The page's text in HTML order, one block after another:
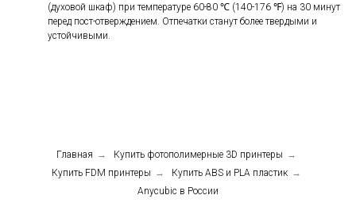
(духовой шкаф) при температуре 60-80 ℃ (140-176 ℉) на 30 минут
перед пост-отверждением. Отпечатки станут более твердыми и
устойчивыми.
Главная → Купить фотополимерные 3D принтеры →
Купить FDM принтеры → Купить ABS и PLA пластик →
Anycubic в России